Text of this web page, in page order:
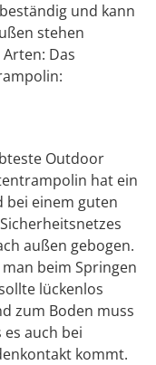
und kann
stehen
Das
Outdoor
hat ein
bei einem guten
außen gebogen.
beim Springen
lückenlos
zum Boden muss
auch bei
kommt.